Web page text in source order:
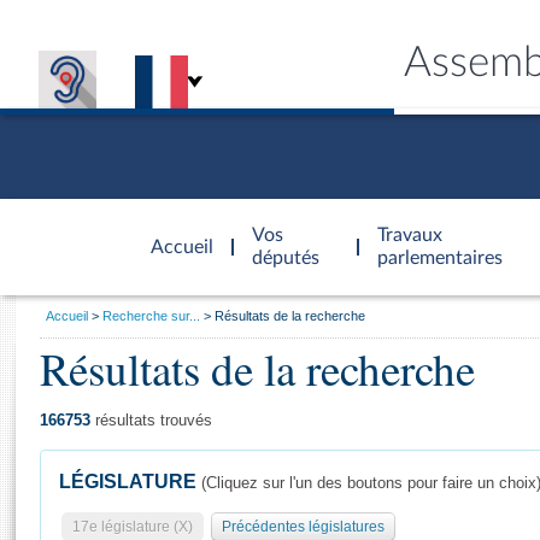
Accueil
d'accueil
Vos
députés
Travaux
parlementaires
Général
Vous
Accueil Recherche sur... Résultats de la recherche
Résultats de la recherche
166753 résultats trouvés
LÉGISLATURE (Cliquez sur l'un des boutons pour faire un choix)
17e législature (X) Précédentes législatures